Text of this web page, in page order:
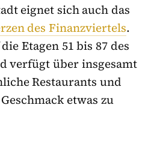
eignet sich auch das
des Finanzviertels.
Etagen 51 bis 87 des
verfügt über insgesamt
Restaurants und
etwas zu